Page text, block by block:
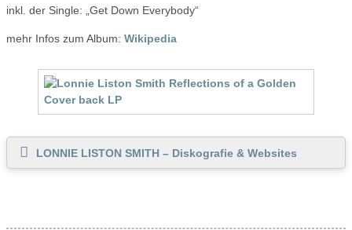
inkl. der Single: „Get Down Everybody“
mehr Infos zum Album: Wikipedia
LONNIE LISTON SMITH – Diskografie & Websites